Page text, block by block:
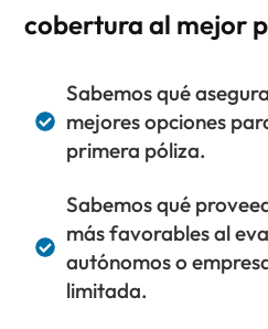
cobertura al mejor
Sabemos qué
mejores opciones
primera póliza.
Sabemos qué
más favorables al
autónomos o
limitada.